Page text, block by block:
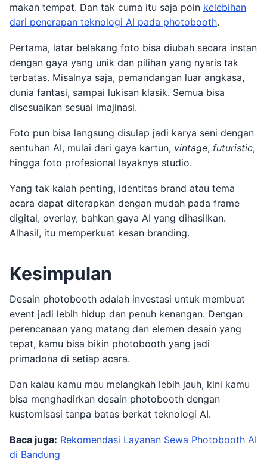
makan tempat. Dan tak cuma itu saja poin kelebihan
dari penerapan teknologi AI pada photobooth.
Pertama, latar belakang foto bisa diubah secara instan
dengan gaya yang unik dan pilihan yang nyaris tak
terbatas. Misalnya saja, pemandangan luar angkasa,
dunia fantasi, sampai lukisan klasik. Semua bisa
disesuaikan sesuai imajinasi.
Foto pun bisa langsung disulap jadi karya seni dengan
sentuhan AI, mulai dari gaya kartun, vintage, futuristic,
hingga foto profesional layaknya studio.
Yang tak kalah penting, identitas brand atau tema
acara dapat diterapkan dengan mudah pada frame
digital, overlay, bahkan gaya AI yang dihasilkan.
Alhasil, itu memperkuat kesan branding.
Kesimpulan
Desain photobooth adalah investasi untuk membuat
event jadi lebih hidup dan penuh kenangan. Dengan
perencanaan yang matang dan elemen desain yang
tepat, kamu bisa bikin photobooth yang jadi
primadona di setiap acara.
Dan kalau kamu mau melangkah lebih jauh, kini kamu
bisa menghadirkan desain photobooth dengan
kustomisasi tanpa batas berkat teknologi AI.
Baca juga: Rekomendasi Layanan Sewa Photobooth AI
di Bandung